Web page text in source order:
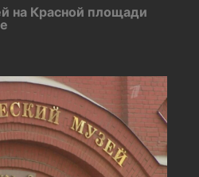
на Красной площади